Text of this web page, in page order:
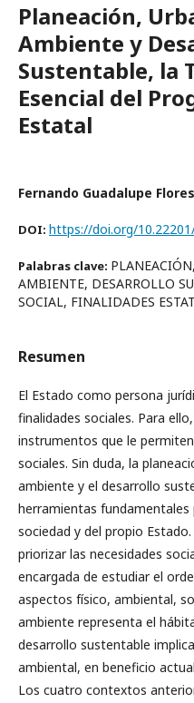
Planeación,
Ambiente y
Sustentable, la
Esencial del
Estatal
Fernando Guadalupe
DOI: https://doi.org/
Palabras clave:
AMBIENTE, DESARROLLO
SOCIAL, FINALIDADES
Resumen
El Estado como persona
finalidades sociales. Para
instrumentos que le
sociales. Sin duda, la
ambiente y el desarrollo
herramientas
sociedad y del propio
priorizar las necesidades
encargada de estudiar el
aspectos físico, ambiental,
ambiente representa el
desarrollo sustentable
ambiental, en beneficio
Los cuatro contextos